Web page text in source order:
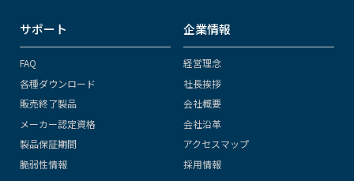
サポート
FAQ
各種ダウンロード
販売終了製品
メーカー認定資格
製品保証期間
脆弱性情報
企業情報
経営理念
社長挨拶
会社概要
会社沿革
アクセスマップ
採用情報